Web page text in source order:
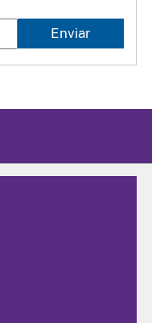
Enviar